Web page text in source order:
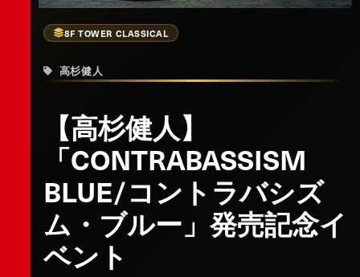
8F TOWER CLASSICAL
高杉健人
【高杉健人】
「CONTRABASSISM
BLUE/コントラバシズ
ム・ブルー」発売記念イ
ベント